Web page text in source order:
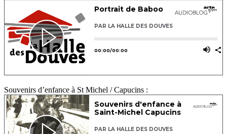
Souvenirs d’enfance à St Michel / Capucins :